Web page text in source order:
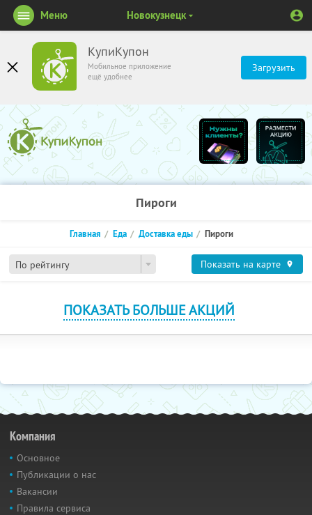
КупиКупон
Мобильное приложение
ещё удобнее
Загрузить
Меню Новокузнецк
Пироги
По рейтингу
Главная Еда Доставка еды Пироги
Показать на карте
ПОКАЗАТЬ БОЛЬШЕ АКЦИЙ
Компания
Основное
Публикации о нас
Вакансии
Правила сервиса